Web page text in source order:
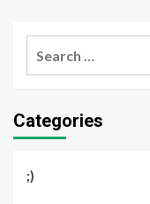
Categories
;)